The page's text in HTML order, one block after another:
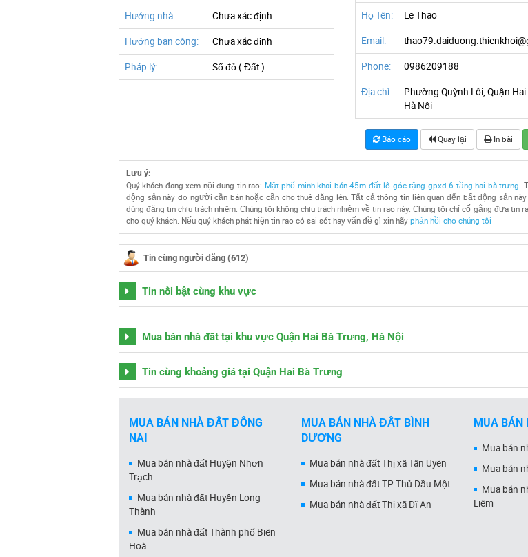
Hướng nhà: Chưa xác định
Hướng ban công: Chưa xác định
Pháp lý: Sổ đỏ ( Đất )
Họ Tên: Le Thao
Email:
Phone: 0986209188
Địa chỉ:
Phường Quỳnh Lôi, Quận Hai
Hà Nội
Báo cáo Quay lại In bài
Lưu ý:
Quý khách đang xem nội dung tin rao: Mặt phố minh khai bán 45m đất lô góc tặng gpxd 6 tầng hai bà trưng.
động sản này do người cần bán hoặc cần cho thuê đăng lên. Tất cả thông tin liên quan đến bất động sản
dùng đăng tin chịu trách nhiêm. Chúng tôi không chịu trách nhiệm về tin rao này. Chúng tôi chỉ cố gắng đưa tin
cho quý khách. Nếu quý khách phát hiện tin rao có sai sót hay vấn đề gì xin hãy phản hồi cho chúng tôi
Tin cùng người đăng (612)
Tin nổi bật cùng khu vực
Mua bán nhà đất tại khu vực Quận Hai Bà Trưng, Hà Nội
Tin cùng khoảng giá tại Quận Hai Bà Trưng
MUA BÁN NHÀ ĐẤT ĐỒNG
NAI
Mua bán nhà đất Huyện Nhơn
Trạch
Mua bán nhà đất Huyện Long
Thành
Mua bán nhà đất Thành phố Biên
Hoà
MUA BÁN NHÀ ĐẤT BÌNH
DƯƠNG
Mua bán nhà đất Thị xã Tân Uyên
Mua bán nhà đất TP Thủ Dầu Một
Mua bán nhà đất Thị xã Dĩ An
MUA BÁN
Mua bán
Mua bán
Mua bán
Liêm